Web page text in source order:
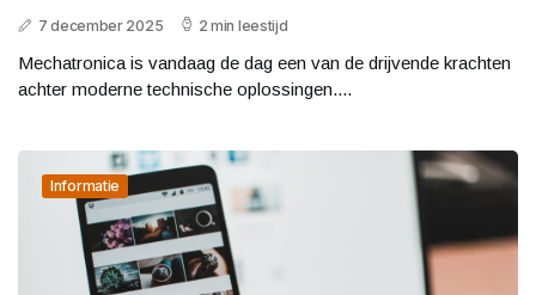
7 december 2025 2 min leestijd
Mechatronica is vandaag de dag een van de drijvende krachten
achter moderne technische oplossingen....
Informatie